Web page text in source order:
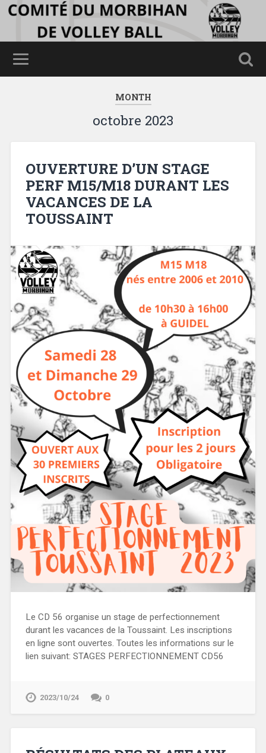
MONTH
octobre 2023
OUVERTURE D’UN STAGE
PERF M15/M18 DURANT LES
VACANCES DE LA
TOUSSAINT
Le CD 56 organise un stage de perfectionnement
durant les vacances de la Toussaint. Les inscriptions
en ligne sont ouvertes. Toutes les informations sur le
lien suivant: STAGES PERFECTIONNEMENT CD56
2023/10/24 0